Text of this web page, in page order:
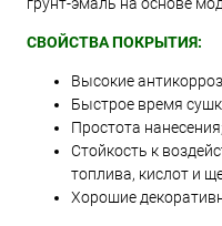
СВОЙСТВА ПОКРЫТИЯ:
Высокие
Быстрое время
Простота нанесения;
Стойкость к
топлива, кислот и
Хорошие